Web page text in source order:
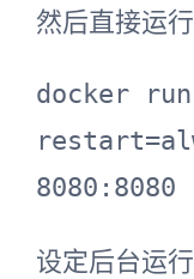
然后直接运行
docker
设定后台运